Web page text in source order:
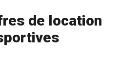
de location